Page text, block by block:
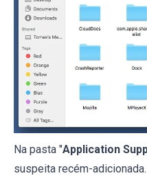
Na pasta "Application
suspeita recém-